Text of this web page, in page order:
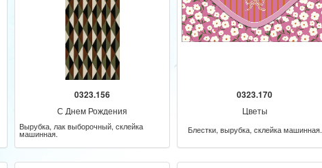
0323.156
С Днем Рождения
Вырубка, лак выборочный, склейка
машинная.
0323.170
Цветы
Блестки, вырубка, склейка машинная.